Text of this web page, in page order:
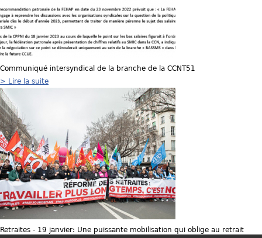
Communiqué intersyndical de la branche de la CCNT51
> Lire la suite
Retraites - 19 janvier: Une puissante mobilisation qui oblige au retrait